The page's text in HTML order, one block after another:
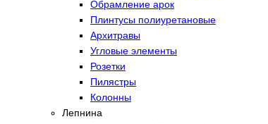
Обрамление арок
Плинтусы полиуретановые
Архитравы
Угловые элементы
Розетки
Пилястры
Колонны
Лепнина